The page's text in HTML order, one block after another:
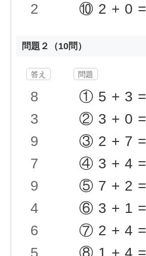
2
⑩2+0=
問題２（10問）
答え 問題
8
①5+3=
3
②3+0=
9
③2+7=
7
④3+4=
9
⑤7+2=
4
⑥3+1=
6
⑦2+4=
5
⑧1+4=